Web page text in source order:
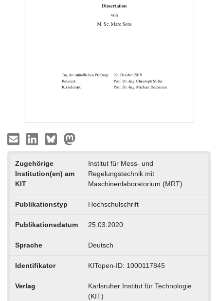
Zugehörige
Institution(en) am
KIT
Institut für Mess- und
Regelungstechnik mit
Maschinenlaboratorium (MRT)
Publikationstyp Hochschulschrift
Publikationsdatum 25.03.2020
Sprache Deutsch
Identifikator KITopen-ID: 1000117845
Verlag
Karlsruher Institut für Technologie
(KIT)